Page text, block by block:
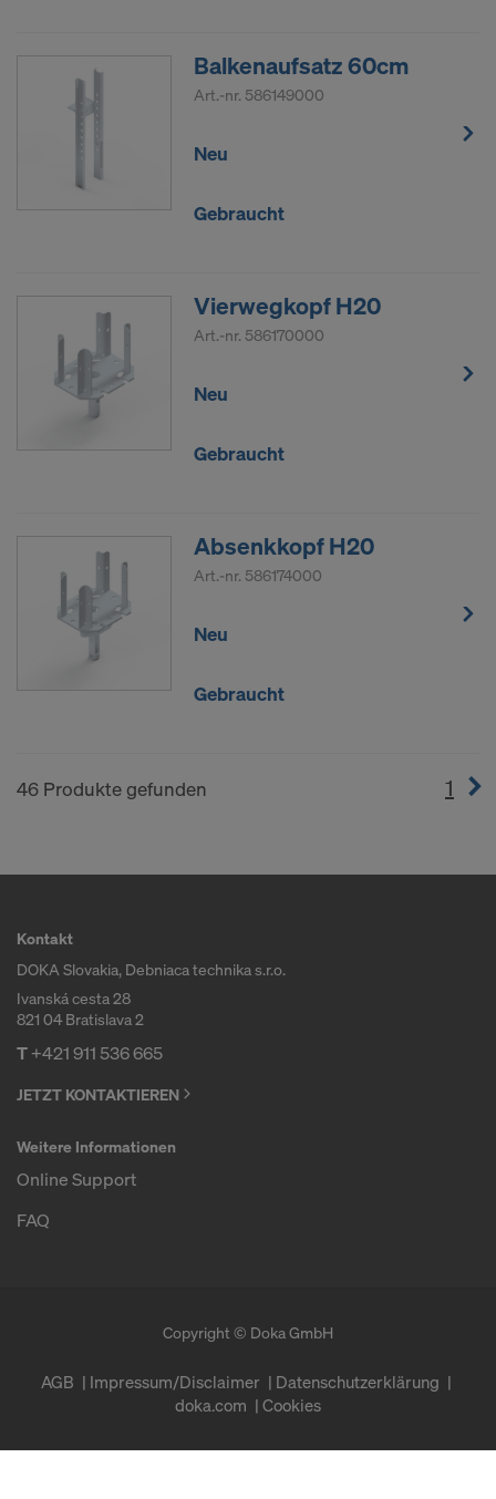
Balkenaufsatz 60cm
Art.-nr. 586149000
Neu
Gebraucht
Vierwegkopf H20
Art.-nr. 586170000
Neu
Gebraucht
Absenkkopf H20
Art.-nr. 586174000
Neu
Gebraucht
46 Produkte gefunden 1
Kontakt
DOKA Slovakia, Debniaca technika s.r.o.
Ivanská cesta 28
821 04 Bratislava 2
T+421 911 536 665
JETZT KONTAKTIEREN
Weitere Informationen
Online Support
FAQ
Copyright © Doka GmbH
AGB Impressum/Disclaimer
Datenschutzerklärung
doka.com
Cookies